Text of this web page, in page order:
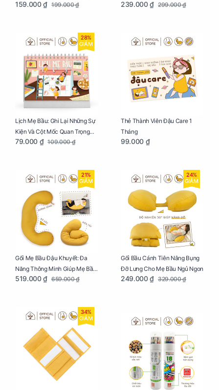
Mang Thai Bổ Ích
159.000 ₫ 199.000 ₫
Lưu Giữ Kỷ Niệm Mang Thai
239.000 ₫ 299.000 ₫
28%
GIẢM
Lịch Mẹ Bầu: Ghi Lại Những Sự
Kiện Và Cột Mốc Quan Trọng
Của Mẹ Và Bé
79.000 ₫ 109.000 ₫
Thẻ Thành Viên Đậu Care 1
Tháng
99.000 ₫
21%
GIẢM
Gối Mẹ Bầu Đậu Khuyết: Đa
Năng Thông Minh Giúp Mẹ Bầu
Ngủ Ngon, Cho Bé Bú Sau Sinh
519.000 ₫ 659.000 ₫
24%
GIẢM
Gối Bầu Cánh Tiên Nâng Bụng
Đỡ Lưng Cho Mẹ Bầu Ngủ Ngon
249.000 ₫ 329.000 ₫
34%
GIẢM